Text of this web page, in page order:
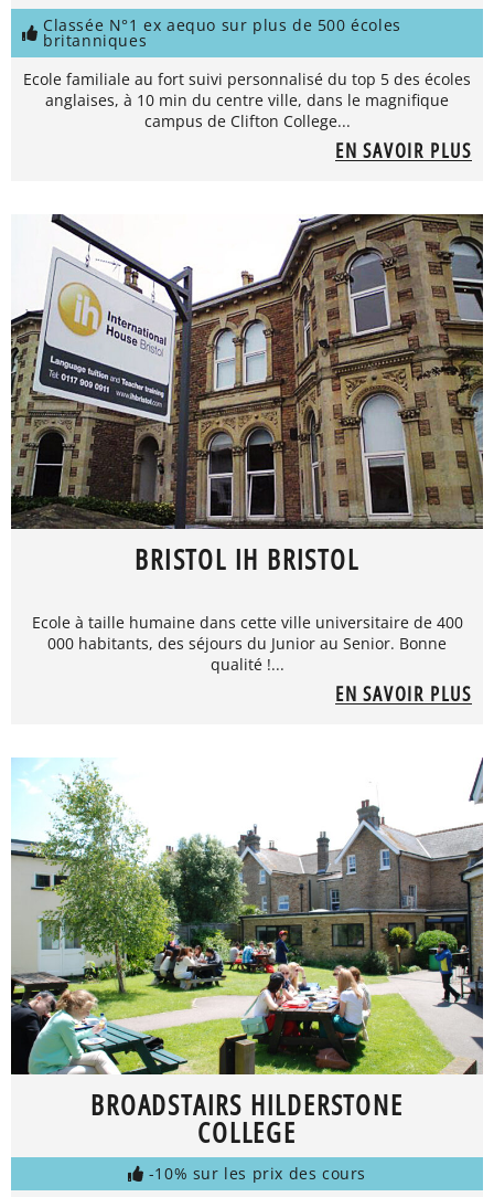
Classée N°1 ex aequo sur plus de 500 écoles
britanniques
Ecole familiale au fort suivi personnalisé du top 5 des écoles
anglaises, à 10 min du centre ville, dans le magnifique
campus de Clifton College...
EN SAVOIR PLUS
BRISTOL IH BRISTOL
Ecole à taille humaine dans cette ville universitaire de 400
000 habitants, des séjours du Junior au Senior. Bonne
qualité !...
EN SAVOIR PLUS
BROADSTAIRS HILDERSTONE
COLLEGE
-10% sur les prix des cours